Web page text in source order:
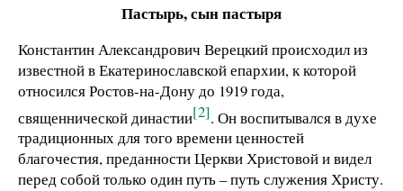
Пастырь, сын пастыря
Константин Александрович Верецкий происходил из
известной в Екатеринославской епархии, к которой
относился Ростов-на-Дону до 1919 года,
священнической династии[2]. Он воспитывался в духе
традиционных для того времени ценностей
благочестия, преданности Церкви Христовой и видел
перед собой только один путь – путь служения Христу.